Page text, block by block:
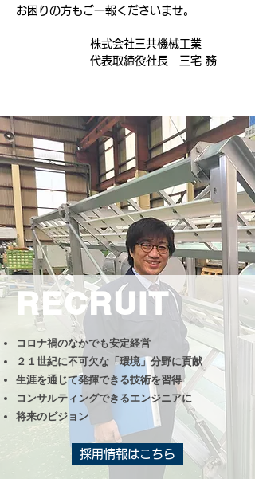
お困りの方もご一報くださいませ。
株式会社三共機械工業
代表取締役社長 三宅 務
RECRUIT
コロナ禍のなかでも安定経営
２１世紀に不可欠な「環境」分野に貢献
生涯を通じて発揮できる技術を習得
コンサルティングできるエンジニアに
将来のビジョン
採用情報はこちら